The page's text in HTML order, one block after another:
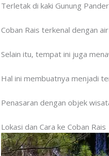
Terletak di kaki Gunung
Coban Rais terkenal dengan
Selain itu, tempat ini juga
Hal ini membuatnya menjadi
Penasaran dengan objek
Lokasi dan Cara ke Coban Rais